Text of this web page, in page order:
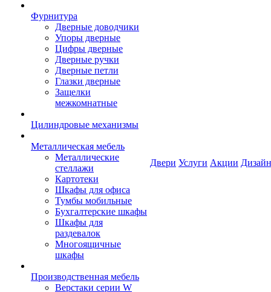
Фурнитура
Дверные доводчики
Упоры дверные
Цифры дверные
Дверные ручки
Дверные петли
Глазки дверные
Защелки
межкомнатные
Цилиндровые механизмы
Металлическая мебель
Металлические
стеллажи
Картотеки
Шкафы для офиса
Тумбы мобильные
Бухгалтерские шкафы
Шкафы для
раздевалок
Многоящичные
шкафы
Производственная мебель
Верстаки серии W
Двери Услуги Акции